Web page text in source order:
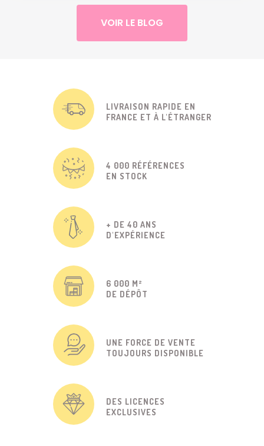
VOIR LE BLOG
LIVRAISON RAPIDE EN
FRANCE ET À L'ÉTRANGER
4 000 RÉFÉRENCES
EN STOCK
+ DE 40 ANS
D'EXPÉRIENCE
6 000 M²
DE DÉPÔT
UNE FORCE DE VENTE
TOUJOURS DISPONIBLE
DES LICENCES
EXCLUSIVES